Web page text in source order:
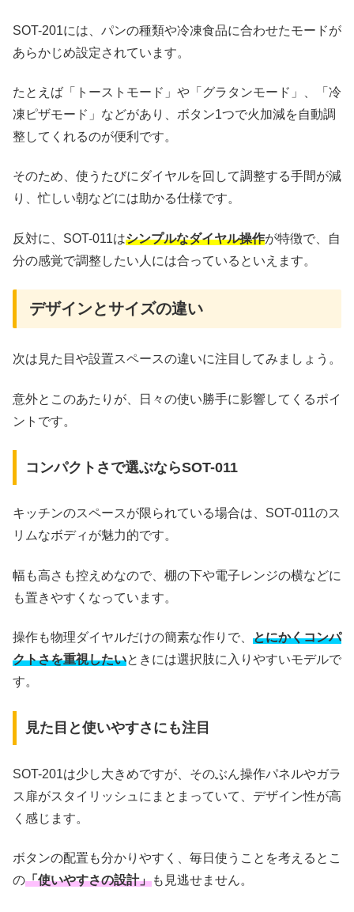
SOT-201には、パンの種類や冷凍食品に合わせたモードが
あらかじめ設定されています。
たとえば「トーストモード」や「グラタンモード」、「冷
凍ピザモード」などがあり、ボタン1つで火加減を自動調
整してくれるのが便利です。
そのため、使うたびにダイヤルを回して調整する手間が減
り、忙しい朝などには助かる仕様です。
反対に、SOT-011はシンプルなダイヤル操作が特徴で、自
分の感覚で調整したい人には合っているといえます。
デザインとサイズの違い
次は見た目や設置スペースの違いに注目してみましょう。
意外とこのあたりが、日々の使い勝手に影響してくるポイ
ントです。
コンパクトさで選ぶならSOT-011
キッチンのスペースが限られている場合は、SOT-011のス
リムなボディが魅力的です。
幅も高さも控えめなので、棚の下や電子レンジの横などに
も置きやすくなっています。
操作も物理ダイヤルだけの簡素な作りで、 とにかくコンパ
クトさを重視したいときには選択肢に入りやすいモデルで
す。
見た目と使いやすさにも注目
SOT-201は少し大きめですが、そのぶん操作パネルやガラ
ス扉がスタイリッシュにまとまっていて、デザイン性が高
く感じます。
ボタンの配置も分かりやすく、毎日使うことを考えるとこ
の「使いやすさの設計」も見逃せません。